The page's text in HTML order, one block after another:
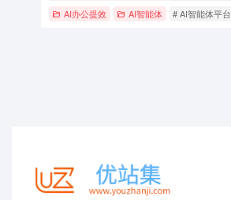
AI办公提效 AI智能体 # AI智能体平台